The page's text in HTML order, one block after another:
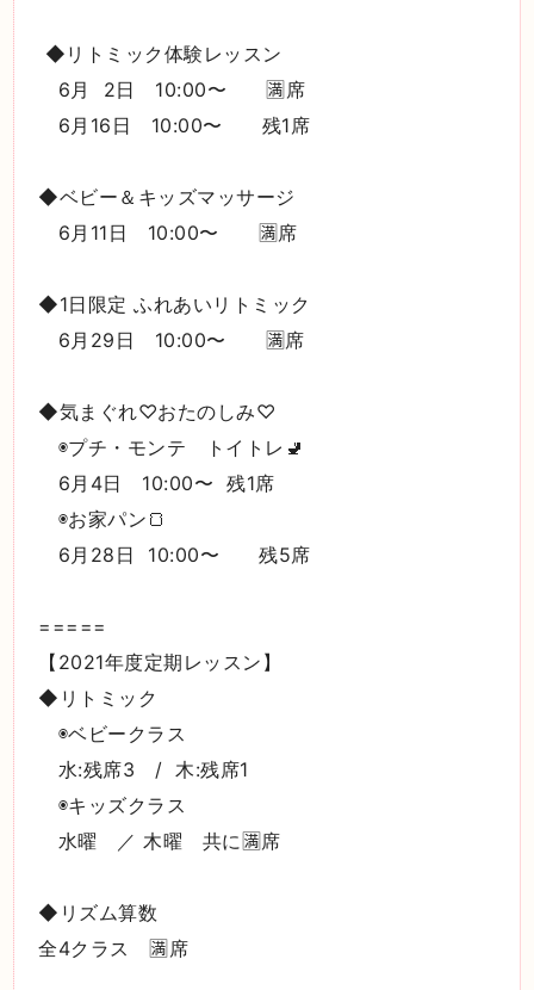
◆リトミック体験レッスン
6月 2日 10:00〜 🈵席
6月16日 10:00〜 残1席
◆ベビー＆キッズマッサージ
6月11日 10:00〜 🈵席
◆1日限定 ふれあいリトミック
6月29日 10:00〜 🈵席
◆気まぐれ♡おたのしみ♡
◉プチ・モンテ トイトレ🚽
6月4日 10:00〜 残1席
◉お家パン🍞
6月28日 10:00〜 残5席
=====
【2021年度定期レッスン】
◆リトミック
◉ベビークラス
水:残席3 / 木:残席1
◉キッズクラス
水曜 ／ 木曜 共に🈵席
◆リズム算数
全4クラス 🈵席